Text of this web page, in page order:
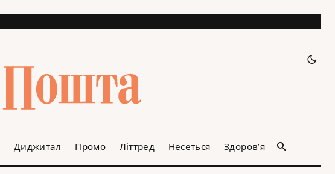
Диджитал Промо Літтред Несеться Здоров’я